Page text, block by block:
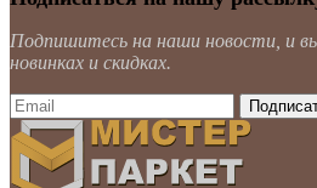
Подпишитесь на наши новости, и
новинках и скидках.